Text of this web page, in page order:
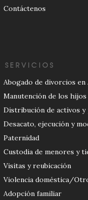
Contáctenos
SERVICIOS
Abogado de divorcios en
Manutención de los
Distribución de activos y
Desacato, ejecución y
Paternidad
Custodia de menores y
Visitas y reubicación
Violencia doméstica/
Adopción familiar